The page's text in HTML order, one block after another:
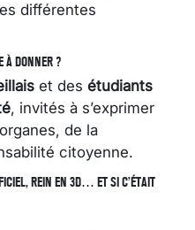
différentes
À DONNER ?
et des étudiants
, invités à s’exprimer
de la
citoyenne.
REIN EN 3D… ET SI C’ÉTAIT